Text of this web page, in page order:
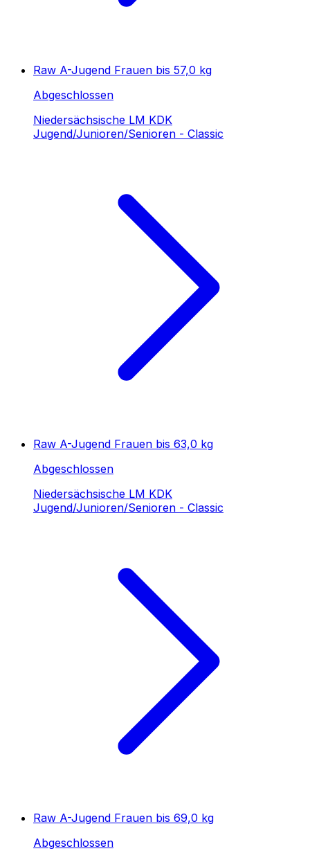
Raw A-Jugend Frauen bis 57,0 kg
Abgeschlossen
Niedersächsische LM KDK
Jugend/Junioren/Senioren - Classic
Raw A-Jugend Frauen bis 63,0 kg
Abgeschlossen
Niedersächsische LM KDK
Jugend/Junioren/Senioren - Classic
Raw A-Jugend Frauen bis 69,0 kg
Abgeschlossen